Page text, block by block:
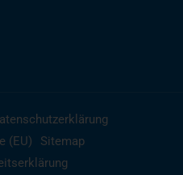
(EU)
Sitemap